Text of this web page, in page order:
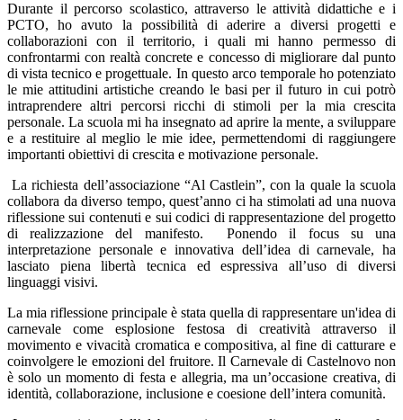
Durante il percorso scolastico, attraverso le attività didattiche e i
PCTO, ho avuto la possibilità di aderire a diversi progetti e
collaborazioni con il territorio, i quali mi hanno permesso di
confrontarmi con realtà concrete e concesso di migliorare dal punto
di vista tecnico e progettuale. In questo arco temporale ho potenziato
le mie attitudini artistiche creando le basi per il futuro in cui potrò
intraprendere altri percorsi ricchi di stimoli per la mia crescita
personale. La scuola mi ha insegnato ad aprire la mente, a sviluppare
e a restituire al meglio le mie idee, permettendomi di raggiungere
importanti obiettivi di crescita e motivazione personale.
La richiesta dell’associazione “Al Castlein”, con la quale la scuola
collabora da diverso tempo, quest’anno ci ha stimolati ad una nuova
riflessione sui contenuti e sui codici di rappresentazione del progetto
di realizzazione del manifesto. Ponendo il focus su una
interpretazione personale e innovativa dell’idea di carnevale, ha
lasciato piena libertà tecnica ed espressiva all’uso di diversi
linguaggi visivi.
La mia riflessione principale è stata quella di rappresentare un'idea di
carnevale come esplosione festosa di creatività attraverso il
movimento e vivacità cromatica e compositiva, al fine di catturare e
coinvolgere le emozioni del fruitore. Il Carnevale di Castelnovo non
è solo un momento di festa e allegria, ma un’occasione creativa, di
identità, collaborazione, inclusione e coesione dell’intera comunità.